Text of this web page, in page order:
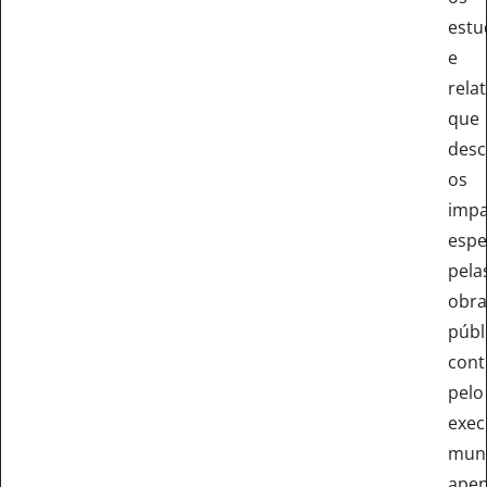
e
que
os
pelo